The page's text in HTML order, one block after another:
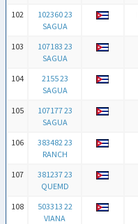
102
102360 23
SAGUA
103
107183 23
SAGUA
104
2155 23
SAGUA
105
107177 23
SAGUA
106
383482 23
RANCH
107
381237 23
QUEMD
108
503313 22
VIANA